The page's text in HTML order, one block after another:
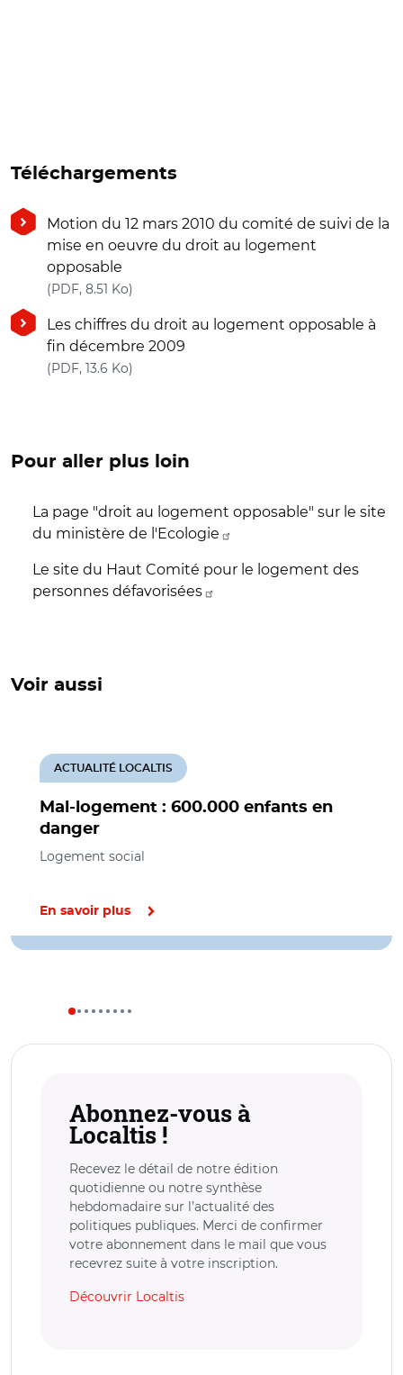
Téléchargements
Motion du 12 mars 2010 du comité de suivi de la
mise en oeuvre du droit au logement
opposable
(PDF, 8.51 Ko)
Les chiffres du droit au logement opposable à
fin décembre 2009
(PDF, 13.6 Ko)
Pour aller plus loin
La page "droit au logement opposable" sur le site
du ministère de l'Ecologie
Le site du Haut Comité pour le logement des
personnes défavorisées
Voir aussi
Mal-logement : 600.000 enfants en
danger
ACTUALITÉ LOCALTIS
Logement social
En savoir plus
Abonnez-vous à
Localtis !
Recevez le détail de notre édition
quotidienne ou notre synthèse
hebdomadaire sur l’actualité des
politiques publiques. Merci de confirmer
votre abonnement dans le mail que vous
recevrez suite à votre inscription.
Découvrir Localtis